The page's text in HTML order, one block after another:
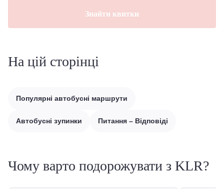
Знайти квитки
На цій сторінці
Популярні автобусні маршрути
Автобусні зупинки Питання – Відповіді
Чому варто подорожувати з KLR?